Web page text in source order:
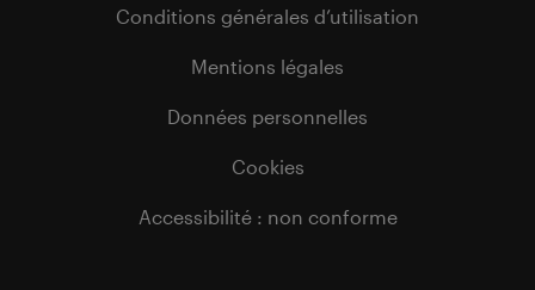
Conditions générales d’utilisation
Mentions légales
Données personnelles
Cookies
Accessibilité : non conforme